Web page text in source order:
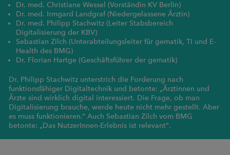
Dr. med. Christiane Wessel (Vorständin KV Berlin)
Dr. med. Irmgard Landgraf (Niedergelassene Ärztin)
Dr. med. Philipp Stachwitz (Leiter Stabsbereich
Digitalisierung der KBV)
Sebastian Zilch (Unterabteilungsleiter für gematik, TI und E-
Health des BMG)
Dr. Florian Hartge (Geschäftsführer der gematik)
Dr. Philipp Stachwitz unterstrich die Forderung nach
funktionsfähiger Digitaltechnik und betonte: „Ärztinnen und
Ärzte sind wirklich digital interessiert. Die Frage, ob man
Digitalisierung brauche, werde heute nicht mehr gestellt. Aber
es muss funktionieren.“ Auch Sebastian Zilch vom BMG
betonte: „Das NutzerInnen-Erlebnis ist relevant".